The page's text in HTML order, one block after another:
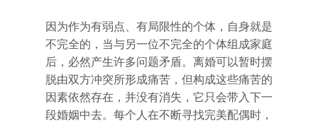
因为作为有弱点、有局限性的个体，自身就是
不完全的，当与另一位不完全的个体组成家庭
后，必然产生许多问题矛盾。离婚可以暂时摆
脱由双方冲突所形成痛苦，但构成这些痛苦的
因素依然存在，并没有消失，它只会带入下一
段婚姻中去。每个人在不断寻找完美配偶时，